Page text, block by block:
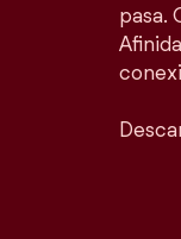
pasa.